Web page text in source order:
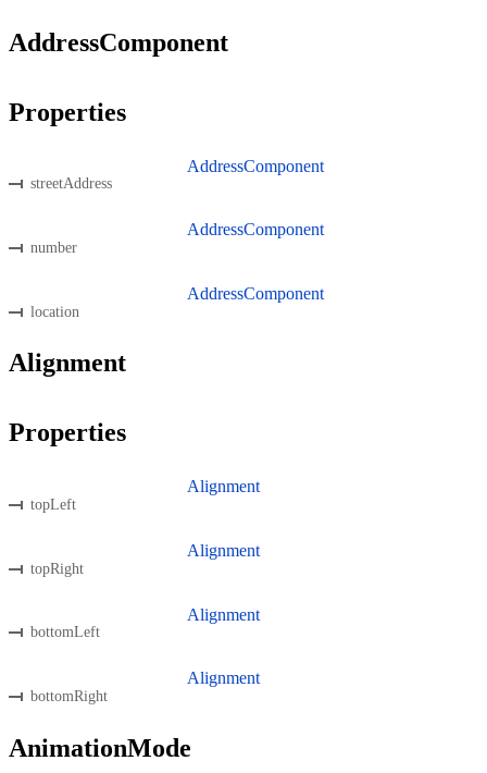
AddressComponent
Properties
streetAddress
AddressComponent
number
AddressComponent
location
AddressComponent
Alignment
Properties
topLeft
Alignment
topRight
Alignment
bottomLeft
Alignment
bottomRight
Alignment
AnimationMode